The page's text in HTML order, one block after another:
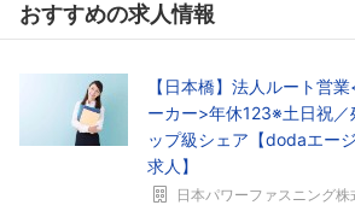
おすすめの求人情報
【日本橋】法人ルート営
ーカー>年休123※土日祝／
ップ級シェア【dodaエー
求人】
日本パワーファスニング株